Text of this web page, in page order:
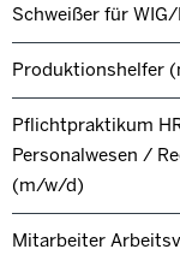
Schweißer für
Produktionshelfer
Pflichtpraktikum
Personalwesen /
(m/w/d)
Mitarbeiter